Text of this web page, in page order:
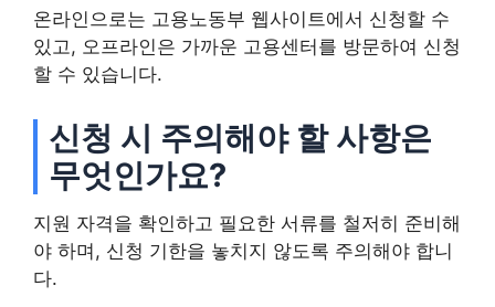
온라인으로는 고용노동부 웹사이트에서 신청할 수
있고, 오프라인은 가까운 고용센터를 방문하여 신청
할 수 있습니다.
신청 시 주의해야 할 사항은
무엇인가요?
지원 자격을 확인하고 필요한 서류를 철저히 준비해
야 하며, 신청 기한을 놓치지 않도록 주의해야 합니
다.